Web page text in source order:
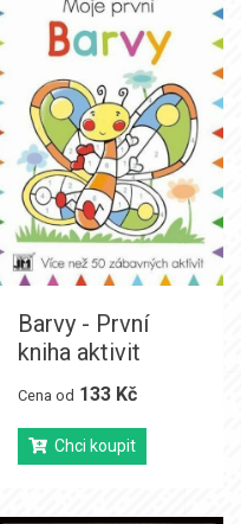
Barvy - První
kniha aktivit
Cena od 133 Kč
Chci koupit